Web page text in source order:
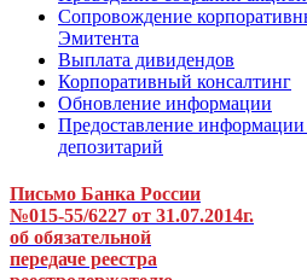
Сопровождение
Эмитента
Выплата дивидендов
Корпоративный консалтинг
Обновление информации
Предоставление
депозитарий
Письмо Банка России
№015-55/6227 от 31.07.2014г.
об обязательной
передаче реестра